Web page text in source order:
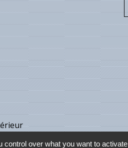
over what you want to activate